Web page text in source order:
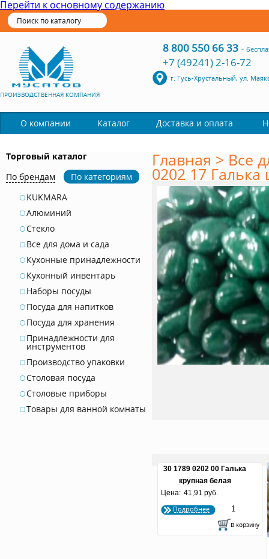
Перейти к основному содержанию
ПРОИЗВОДСТВЕННАЯ КОМПАНИЯ
8 800 550 66 33-
+7 (49241) 2-16-72
г. Гусь-Хрустальный, ул.
О компании Каталог Доставка и оплата
Торговый каталог
По брендам
По категориям
KUKMARA
Алюминий
Стекло
Все для дома и сада
Кухонные принадлежности
Кухонный инвентарь
Наборы посуды
Посуда для напитков
Посуда для хранения
Принадлежности для
инструментов
Производство упаковки
Столовая посуда
Столовые приборы
Товары для ванной комнаты
Главная > Все
0202 17
30 1789 0202 00 Галька
крупная белая
натуральная (фракция
10-15 мм)
Цена: 41,91 руб.
Подробнее